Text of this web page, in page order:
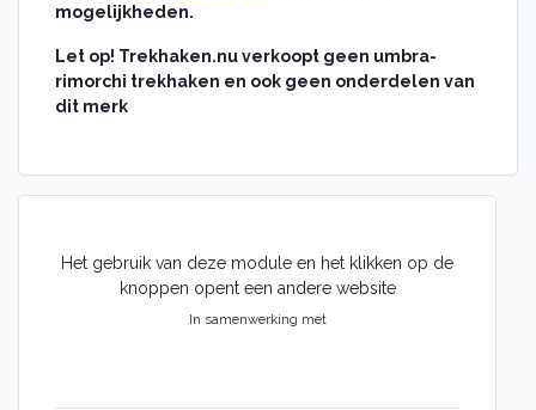
mogelijkheden.
Let op! Trekhaken.nu verkoopt geen umbra-
rimorchi trekhaken en ook geen onderdelen van
dit merk
Het gebruik van deze module en het klikken op de
knoppen opent een andere website
In samenwerking met